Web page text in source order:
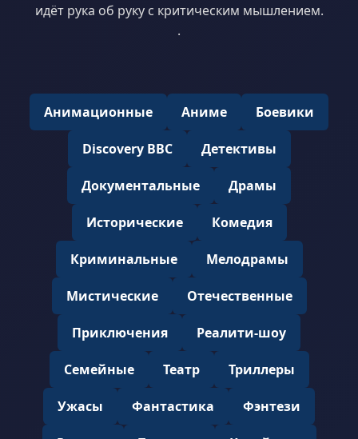
идёт рука об руку с критическим мышлением.
.
Анимационные Аниме Боевики
Discovery BBC Детективы
Документальные Драмы
Исторические Комедия
Криминальные Мелодрамы
Мистические Отечественные
Приключения Реалити-шоу
Семейные Театр Триллеры
Ужасы Фантастика Фэнтези